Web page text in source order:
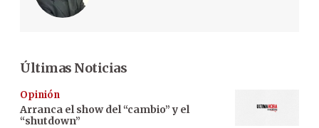
Últimas Noticias
Opinión
Arranca el show del “cambio” y el
“shutdown”